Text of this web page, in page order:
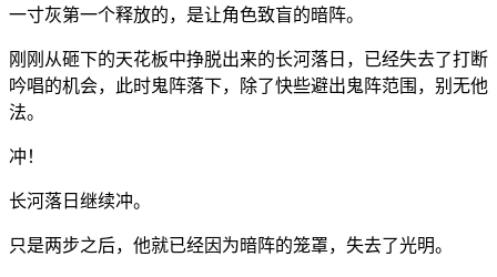
一寸灰第一个释放的，是让角色致盲的暗阵。
刚刚从砸下的天花板中挣脱出来的长河落日，已经失去了打断
吟唱的机会，此时鬼阵落下，除了快些避出鬼阵范围，别无他
法。
冲！
长河落日继续冲。
只是两步之后，他就已经因为暗阵的笼罩，失去了光明。